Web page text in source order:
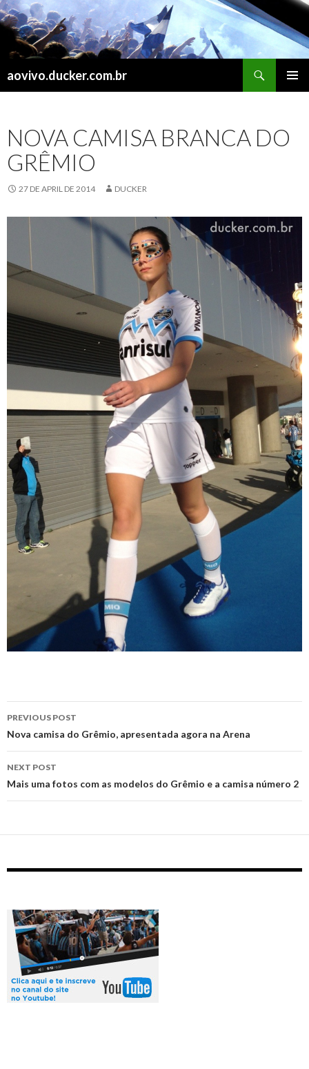
aovivo.ducker.com.br
NOVA CAMISA BRANCA DO
GRÊMIO
27 DE APRIL DE 2014 DUCKER
Post
navigation
PREVIOUS POST
Nova camisa do Grêmio, apresentada agora na Arena
NEXT POST
Mais uma fotos com as modelos do Grêmio e a camisa número 2